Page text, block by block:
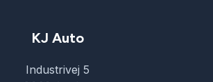
KJ Auto
Industrivej 5